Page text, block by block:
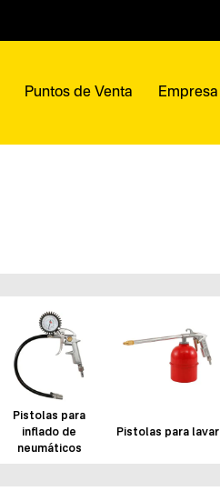
Puntos de Venta Empresa
Pistolas para
inflado de
neumáticos
Pistolas para lavar